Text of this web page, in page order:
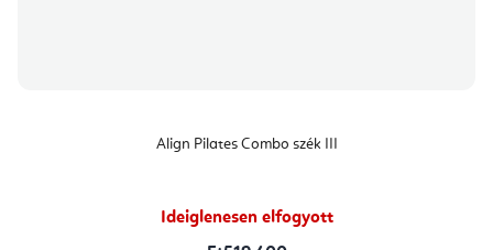
Align Pilates Combo szék III
Ideiglenesen elfogyott